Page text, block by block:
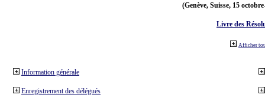
(Genève, Suisse, 15
Livre des
Afficher
Information générale
Enregistrement des délégués